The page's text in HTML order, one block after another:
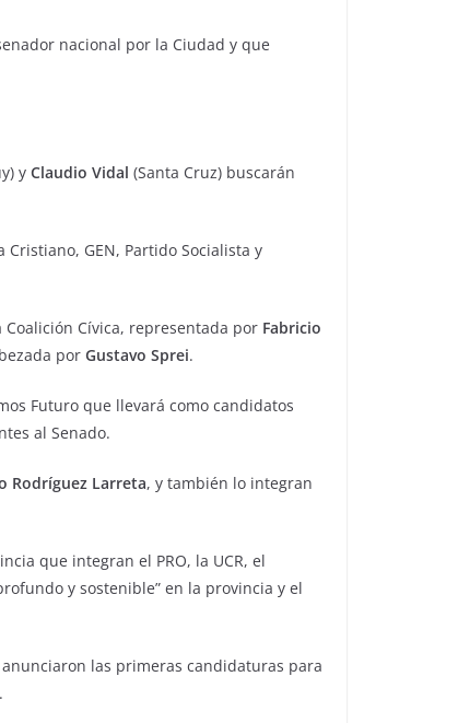
nacional por la Ciudad y que
y Claudio Vidal (Santa Cruz) buscarán
GEN, Partido Socialista y
Coalición Cívica, representada por Fabricio
por Gustavo Sprei.
Futuro que llevará como candidatos
al Senado.
Rodríguez Larreta, y también lo integran
que integran el PRO, la UCR, el
y sostenible” en la provincia y el
las primeras candidaturas para
.